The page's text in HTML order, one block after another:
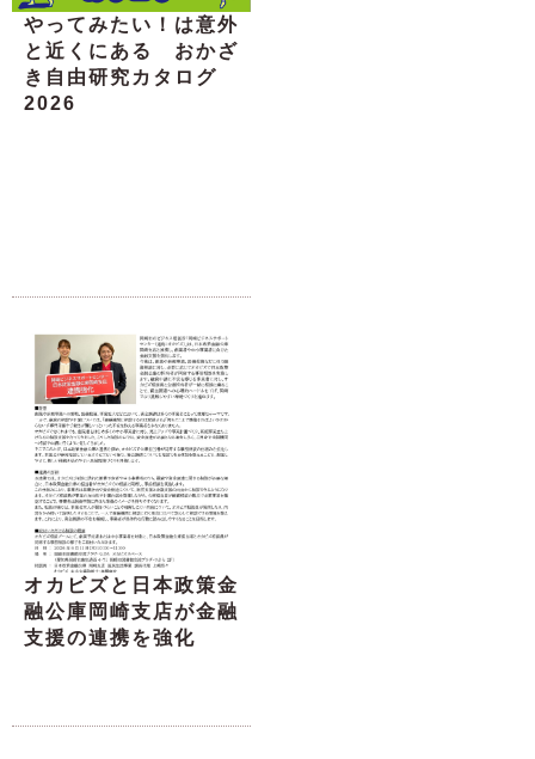
やってみたい！は意外
と近くにある おかざ
き自由研究カタログ
2026
オカビズと日本政策金
融公庫岡崎支店が金融
支援の連携を強化